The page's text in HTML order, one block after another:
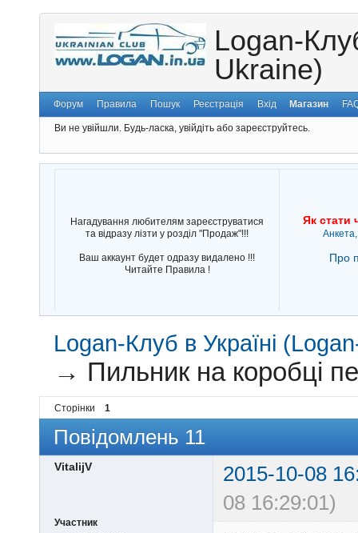
Logan-
Ukraine)
Форум Правила Пошук Реєстрація Вхід Магазин
Ви не увійшли. Будь-ласка, увійдіть або зареєструйтесь.
Нагадування любителям зареєструватися
та відразу лізти у розділ "Продаж"!!!
Ваш аккаунт будет одразу видалено !!!
Читайте Правила !
Як стати
Про
Logan-Клуб в Україні
→ Пильник на коробці
Сторінки 1
Повідомлень 11
VitalijV
2015-10-08
08 16:29:01)
Участник